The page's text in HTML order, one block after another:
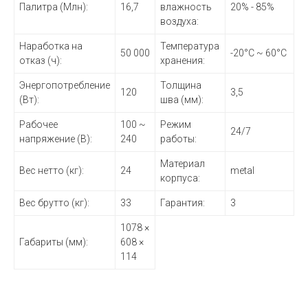
Палитра (Млн): 16,7
влажность
воздуха:
20% - 85%
Наработка на
отказ (ч):
50 000
Температура
хранения:
-20°С ~ 60°С
Энергопотребление
(Вт):
120
Толщина
шва (мм):
3,5
Рабочее
напряжение (В):
100 ~
240
Режим
работы:
24/7
Вес нетто (кг): 24
Материал
корпуса:
metal
Вес брутто (кг): 33 Гарантия: 3
Габариты (мм):
1078 ×
608 ×
114